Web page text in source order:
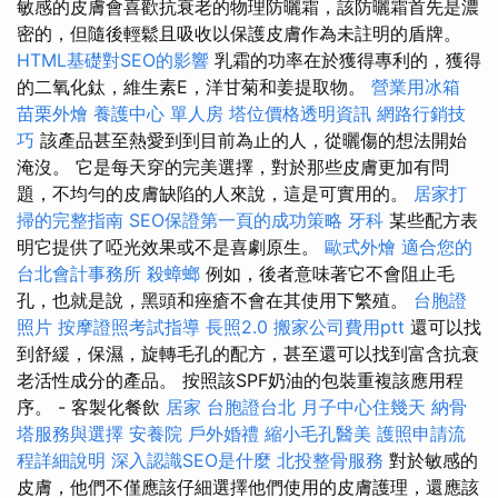
敏感的皮膚會喜歡抗衰老的物理防曬霜，該防曬霜首先是濃
密的，但隨後輕鬆且吸收以保護皮膚作為未註明的盾牌。
HTML基礎對SEO的影響 乳霜的功率在於獲得專利的，獲得
的二氧化鈦，維生素E，洋甘菊和姜提取物。 營業用冰箱
苗栗外燴 養護中心 單人房 塔位價格透明資訊 網路行銷技
巧 該產品甚至熱愛到到目前為止的人，從曬傷的想法開始
淹沒。 它是每天穿的完美選擇，對於那些皮膚更加有問
題，不均勻的皮膚缺陷的人來說，這是可實用的。 居家打
掃的完整指南 SEO保證第一頁的成功策略 牙科 某些配方表
明它提供了啞光效果或不是喜劇原生。 歐式外燴 適合您的
台北會計事務所 殺蟑螂 例如，後者意味著它不會阻止毛
孔，也就是說，黑頭和痤瘡不會在其使用下繁殖。 台胞證
照片 按摩證照考試指導 長照2.0 搬家公司費用ptt 還可以找
到舒緩，保濕，旋轉毛孔的配方，甚至還可以找到富含抗衰
老活性成分的產品。 按照該SPF奶油的包裝重複該應用程
序。 - 客製化餐飲 居家 台胞證台北 月子中心住幾天 納骨
塔服務與選擇 安養院 戶外婚禮 縮小毛孔醫美 護照申請流
程詳細說明 深入認識SEO是什麼 北投整骨服務 對於敏感的
皮膚，他們不僅應該仔細選擇他們使用的皮膚護理，還應該